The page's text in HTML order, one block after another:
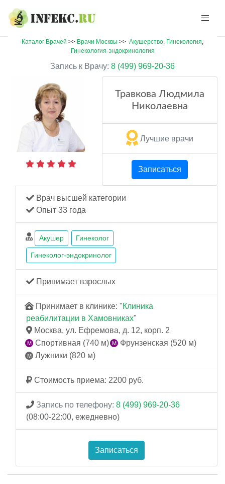
Каталог Врачей >> Врачи Москвы >> Акушерство, Гинекология,
Гинекология-эндокринология
Запись к Врачу: 8 (499) 969-20-36
Травкова Людмила
Николаевна
Лучшие врачи
Записаться
Врач высшей категории
Опыт 33 года
Акушер Гинеколог
Гинеколог-эндокринолог
Принимает взрослых
Принимает в клинике: "Клиника
реабилитации в Хамовниках"
Москва, ул. Ефремова, д. 12, корп. 2
Спортивная (740 м)
Фрунзенская (520 м)
Лужники (820 м)
Стоимость приема: 2200 руб.
Запись по телефону: 8 (499) 969-20-36
(08:00-22:00, ежедневно)
Записаться